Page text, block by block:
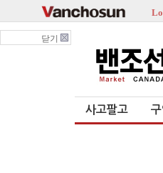
닫기
사고팔고 구